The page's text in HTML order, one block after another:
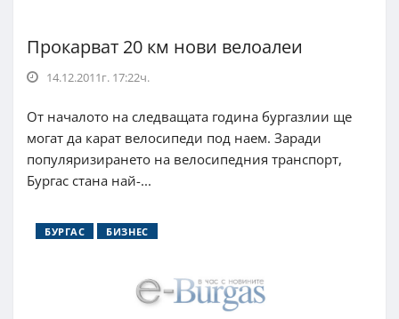
Прокарват 20 км нови велоалеи
14.12.2011г. 17:22ч.
От началото на следващата година бургазлии ще
могат да карат велосипеди под наем. Заради
популяризирането на велосипедния транспорт,
Бургас стана най-...
БУРГАС БИЗНЕС